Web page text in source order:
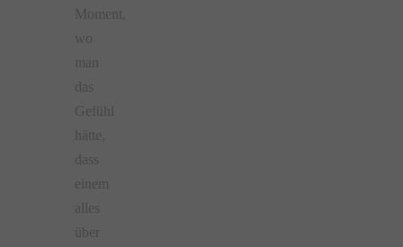
Moment,
wo
man
das
Gefühl
hätte,
dass
einem
alles
über